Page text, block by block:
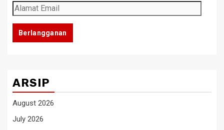
Alamat
Email
Berlangganan
ARSIP
August 2026
July 2026